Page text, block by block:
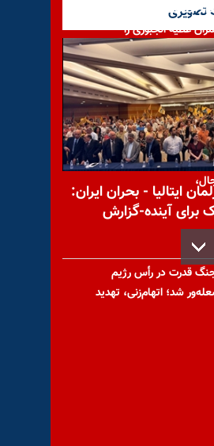
جنایتکارانه, شیخ کامل
عطیه الجبوری را
اعتراضی کارگران رنگین
سمنان، سد شفارود
کارکنان پتروشیمی
قدرت در رأس رژیم
شد؛ اتهام‌زنی، تهدید
تصویری
ایتالیا - بحران ایران:
برای آینده-گزارش